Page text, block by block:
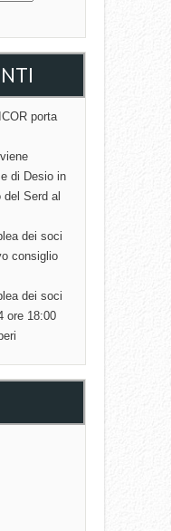
porta
di Desio in
Serd al
dei soci
consiglio
dei soci
ore 18:00